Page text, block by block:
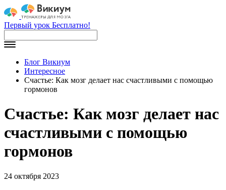
Первый урок Бесплатно!
Блог Викиум
Интересное
Счастье: Как мозг делает нас счастливыми с помощью
гормонов
Счастье: Как мозг делает нас
счастливыми с помощью
гормонов
24 октября 2023